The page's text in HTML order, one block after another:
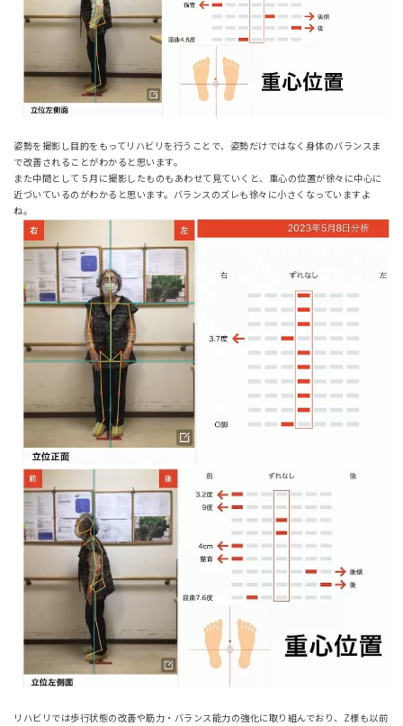
姿勢を撮影し目的をもってリハビリを行うことで、姿勢だけではなく身体のバランスま
で改善されることがわかると思います。
また中間として５月に撮影したものもあわせて見ていくと、重心の位置が徐々に中心に
近づいているのがわかると思います。バランスのズレも徐々に小さくなっていますよ
ね。
リハビリでは歩行状態の改善や筋力・バランス能力の強化に取り組んでおり、Z様も以前